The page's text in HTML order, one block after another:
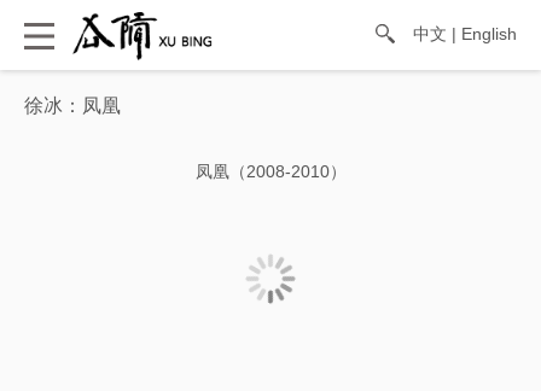
中文 | English
徐冰：凤凰
凤凰（2008-2010）